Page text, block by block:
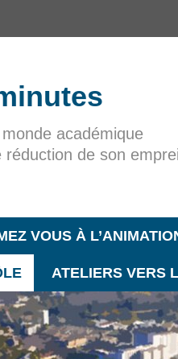
académique
de son
VOUS À
ATELIERS VERS